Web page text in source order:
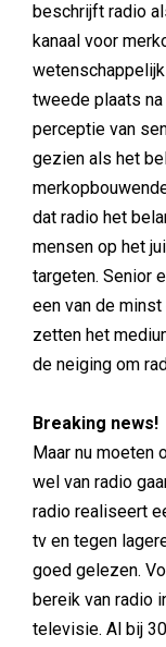
beschrijft radio
kanaal voor
tweede plaats
perceptie van
gezien als het
dat radio het
mensen op het
targeten. Senior
een van de
zetten het
de neiging om
Breaking news!
Maar nu
wel van radio
radio realiseert
tv en tegen
goed gelezen.
bereik van radio
televisie. Al bij